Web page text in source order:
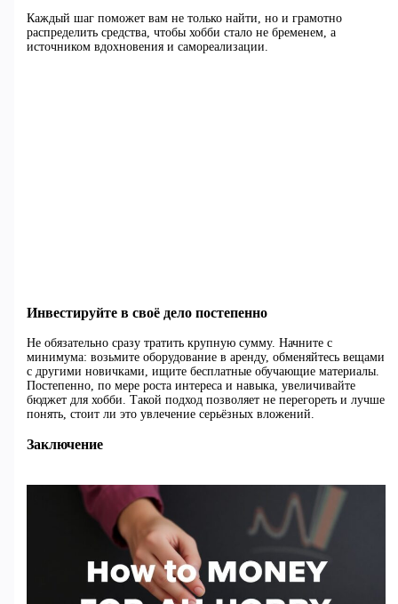
Каждый шаг поможет вам не только найти, но и грамотно
распределить средства, чтобы хобби стало не бременем, а
источником вдохновения и самореализации.
Инвестируйте в своё дело постепенно
Не обязательно сразу тратить крупную сумму. Начните с
минимума: возьмите оборудование в аренду, обменяйтесь вещами
с другими новичками, ищите бесплатные обучающие материалы.
Постепенно, по мере роста интереса и навыка, увеличивайте
бюджет для хобби. Такой подход позволяет не перегореть и лучше
понять, стоит ли это увлечение серьёзных вложений.
Заключение